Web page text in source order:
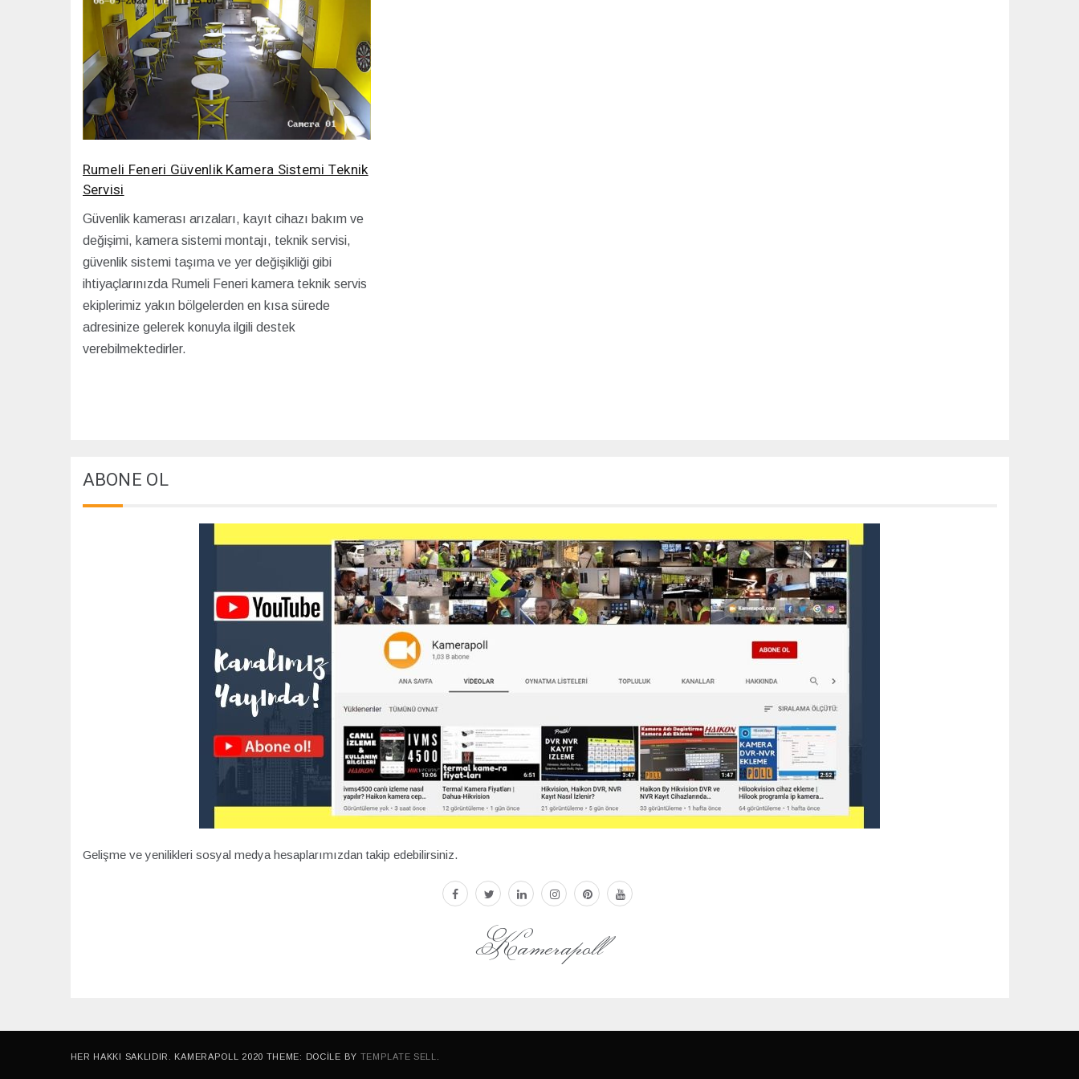
Rumeli Feneri Güvenlik Kamera Sistemi Teknik
Servisi
Güvenlik kamerası arızaları, kayıt cihazı bakım ve
değişimi, kamera sistemi montajı, teknik servisi,
güvenlik sistemi taşıma ve yer değişikliği gibi
ihtiyaçlarınızda Rumeli Feneri kamera teknik servis
ekiplerimiz yakın bölgelerden en kısa sürede
adresinize gelerek konuyla ilgili destek
verebilmektedirler.
ABONE OL
Gelişme ve yenilikleri sosyal medya hesaplarımızdan takip edebilirsiniz.
facebook
twitter linkedininstagrampinterestyoutube
Kamerapoll
HER HAKKI SAKLIDIR. KAMERAPOLL 2020 THEME: DOCILE BY TEMPLATE SELL